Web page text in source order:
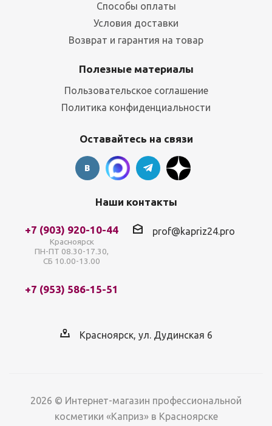
Способы оплаты
Условия доставки
Возврат и гарантия на товар
Полезные материалы
Пользовательское соглашение
Политика конфиденциальности
Оставайтесь на связи
Наши контакты
+7 (903) 920-10-44
Красноярск
ПН-ПТ 08.30-17.30,
СБ 10.00-13.00
+7 (953) 586-15-51
prof@kapriz24.pro
Красноярск, ул. Дудинская 6
2026 © Интернет-магазин профессиональной
косметики «Каприз» в Красноярске